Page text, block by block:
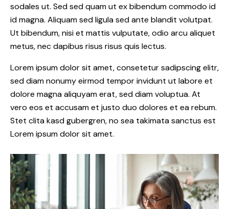
sodales ut. Sed sed quam ut ex bibendum commodo id
id magna. Aliquam sed ligula sed ante blandit volutpat.
Ut bibendum, nisi et mattis vulputate, odio arcu aliquet
metus, nec dapibus risus risus quis lectus.
Lorem ipsum dolor sit amet, consetetur sadipscing elitr,
sed diam nonumy eirmod tempor invidunt ut labore et
dolore magna aliquyam erat, sed diam voluptua. At
vero eos et accusam et justo duo dolores et ea rebum.
Stet clita kasd gubergren, no sea takimata sanctus est
Lorem ipsum dolor sit amet.